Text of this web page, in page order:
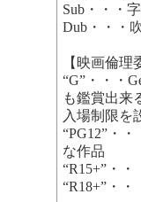
Sub・・・
Dub・・・
【映画倫
“G”・・・
も鑑賞出来
入場制限を
“PG12”・
な作品
“R15+”・
“R18+”・